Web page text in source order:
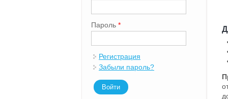
Пароль *
Регистрация
Забыли пароль?